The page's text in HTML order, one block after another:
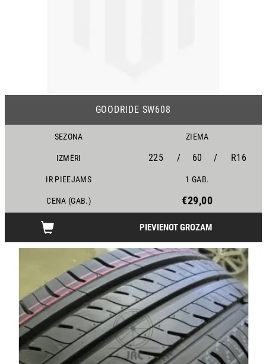
GOODRIDE SW608
SEZONA ZIEMA
IZMĒRI 225 / 60 / R16
IR PIEEJAMS 1 GAB.
CENA (GAB.) €29,00
PIEVIENOT GROZAM